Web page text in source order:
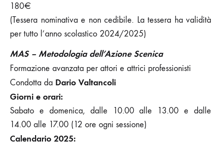
180€
(Tessera nominativa e non cedibile. La tessera ha validità
per tutto l’anno scolastico 2024/2025)
MAS – Metodologia dell’Azione Scenica
Formazione avanzata per attori e attrici professionisti
Condotta da Dario Valtancoli
Giorni e orari:
Sabato e domenica, dalle 10.00 alle 13.00 e dalle
14.00 alle 17.00 (12 ore ogni sessione)
Calendario 2025: